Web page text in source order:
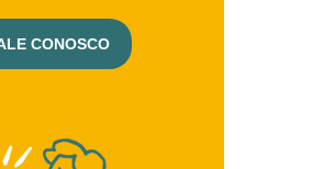
CONOSCO